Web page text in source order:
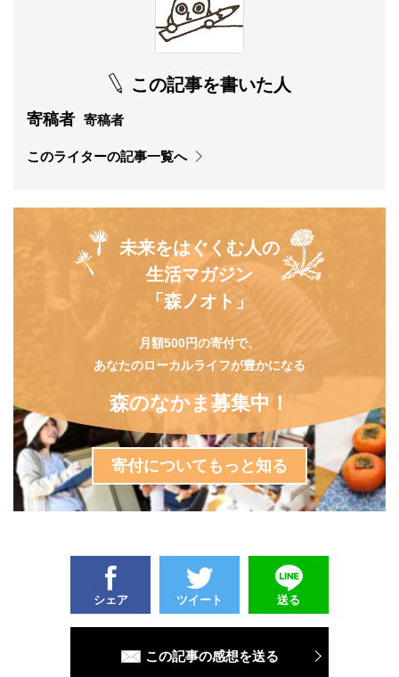
この記事を書いた人
寄稿者 寄稿者
このライターの記事一覧へ
未来をはぐくむ人の
生活マガジン
「森ノオト」
月額500円の寄付で、
あなたのローカルライフが豊かになる
森のなかま募集中！
寄付についてもっと知る
シェア ツイート 送る
この記事の感想を送る